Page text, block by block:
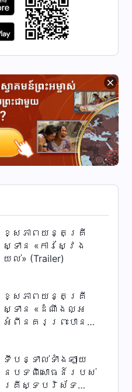
ខ្សែភាពយន្តគ្រី
ស្ទាន «ការស្វែង
យល់» (Trailer)
ខ្សែភាពយន្តគ្រី
ស្ទាន «ដំណឹងល្អ
អំពីនគរព្រះបាន
ទីបន្ទាល់ទាំងឡាយ
នៃបទពិសោធន៍របស់
គ្រីស្ទបរិស័ទ